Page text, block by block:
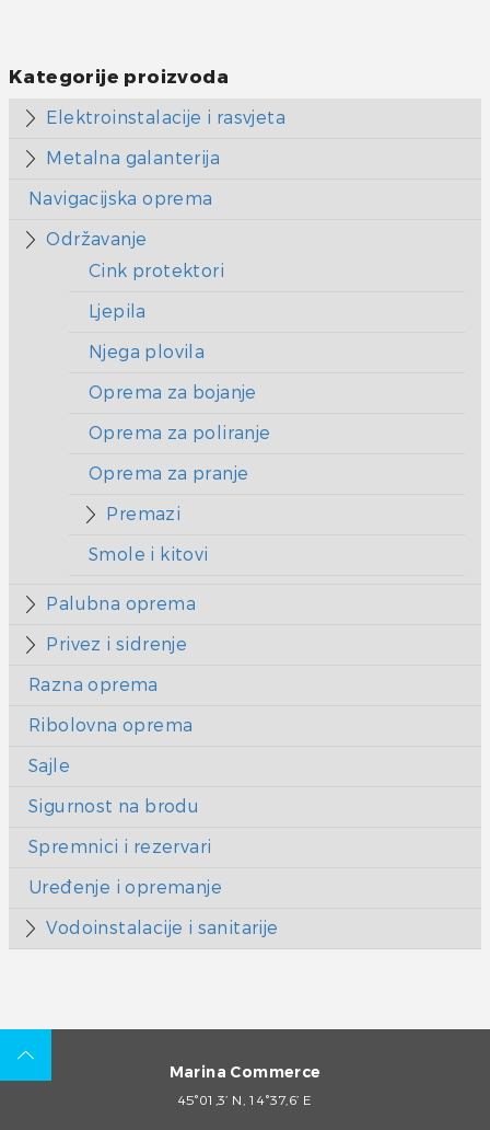
Kategorije proizvoda
Elektroinstalacije i rasvjeta
Metalna galanterija
Navigacijska oprema
Održavanje
Cink protektori
Ljepila
Njega plovila
Oprema za bojanje
Oprema za poliranje
Oprema za pranje
Premazi
Smole i kitovi
Palubna oprema
Privez i sidrenje
Razna oprema
Ribolovna oprema
Sajle
Sigurnost na brodu
Spremnici i rezervari
Uređenje i opremanje
Vodoinstalacije i sanitarije
Marina Commerce
45°01,3’ N, 14°37,6’ E